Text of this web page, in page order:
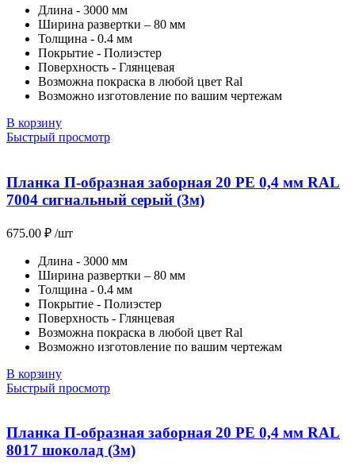
Длина - 3000 мм
Ширина развертки – 80 мм
Толщина - 0.4 мм
Покрытие - Полиэстер
Поверхность - Глянцевая
Возможна покраска в любой цвет Ral
Возможно изготовление по вашим чертежам
В корзину
Быстрый просмотр
Планка П-образная заборная 20 PE 0,4 мм RAL
7004 сигнальный серый (3м)
675.00 ₽ /шт
Длина - 3000 мм
Ширина развертки – 80 мм
Толщина - 0.4 мм
Покрытие - Полиэстер
Поверхность - Глянцевая
Возможна покраска в любой цвет Ral
Возможно изготовление по вашим чертежам
В корзину
Быстрый просмотр
Планка П-образная заборная 20 PE 0,4 мм RAL
8017 шоколад (3м)